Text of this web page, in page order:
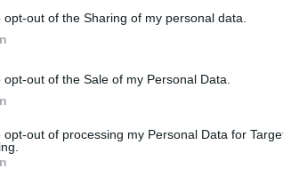
opt-out of the Sharing of my personal data.
opt-out of the Sale of my Personal Data.
opt-out of processing my Personal Data for
d’un groupe de huit passagers du vol du 25
de quatorze passagers, voyageant de
également à bord. Parmi eux, l’une des